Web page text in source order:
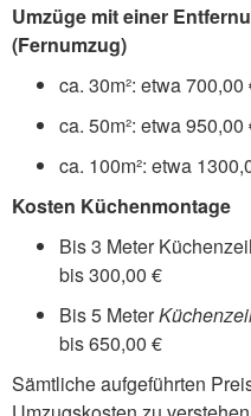
Umzüge mit einer
(Fernumzug)
ca. 30m²: etwa
ca. 50m²: etwa
ca. 100m²: etwa
Kosten Küchenmontage
Bis 3 Meter
bis 300,00 €
Bis 5 Meter
bis 650,00 €
Sämtliche aufgeführten